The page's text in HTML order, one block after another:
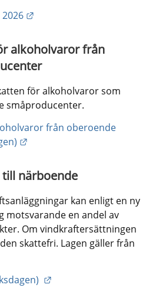
alkoholvaror från
för alkoholvaror som
småproducenter.
från oberoende
närboende
kan enligt en ny
motsvarande en andel av
Om vindkraftersättningen
skattefri. Lagen gäller från